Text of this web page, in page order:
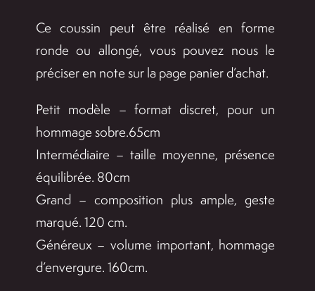
à
Ce coussin peut être réalisé en forme
ronde ou allongé, vous pouvez nous le
préciser en note sur la page panier d’achat.
Petit modèle – format discret, pour un
hommage sobre.65cm
Intermédiaire – taille moyenne, présence
équilibrée. 80cm
Grand – composition plus ample, geste
marqué. 120 cm.
Généreux – volume important, hommage
d’envergure. 160cm.